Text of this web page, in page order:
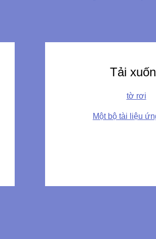
Tải
tờ rơi
Một bộ tài liệu